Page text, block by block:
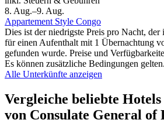
8. Aug.–9. Aug.
Appartement Style Congo
Dies ist der niedrigste Preis pro Nacht, der
für einen Aufenthalt mit 1 Übernachtung
gefunden wurde. Preise und
Es können zusätzliche Bedingungen gelten.
Alle Unterkünfte anzeigen
Vergleiche beliebte
von Consulate General of